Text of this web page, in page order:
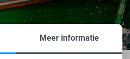
Meer informatie